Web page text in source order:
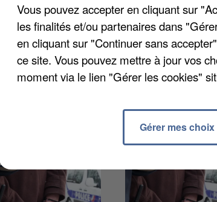
Martin Domise, adjoint au maire
de quartier Amiens Sud –Est. Cette
à la rencontre des habitants et de
les aménagements réalisés et de
la rue Jean-Marc Laurent, dans le
VUS
Vous pouvez accepter en cliquant sur
les finalités et/ou partenaires dans
en cliquant sur "Continuer sans
ce site. Vous pouvez mettre à jour vos
moment via le lien "Gérer les cookies"
Gérer mes choix